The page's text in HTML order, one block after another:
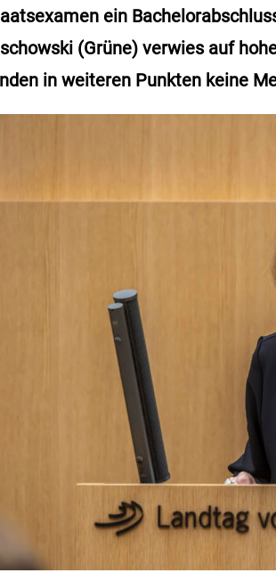
ein
(Grüne) verwies auf
in weiteren Punkten keine